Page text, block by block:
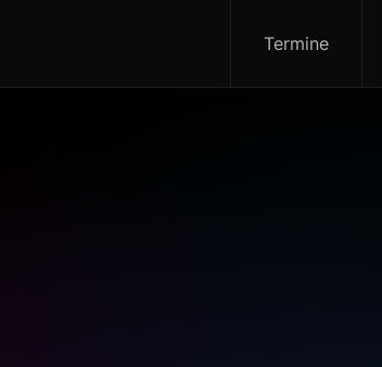
Termine